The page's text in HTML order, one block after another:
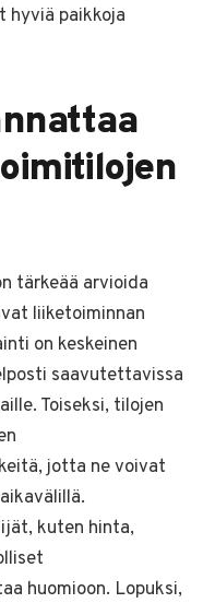
paikkoja
tärkeää arvioida
liiketoiminnan
on keskeinen
saavutettavissa
Toiseksi, tilojen
jotta ne voivat
kuten hinta,
huomioon. Lopuksi,